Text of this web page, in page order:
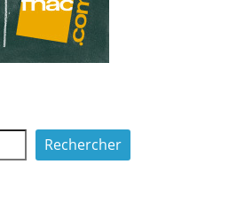
Rechercher